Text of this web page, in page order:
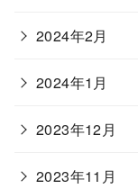
2024年2月
2024年1月
2023年12月
2023年11月